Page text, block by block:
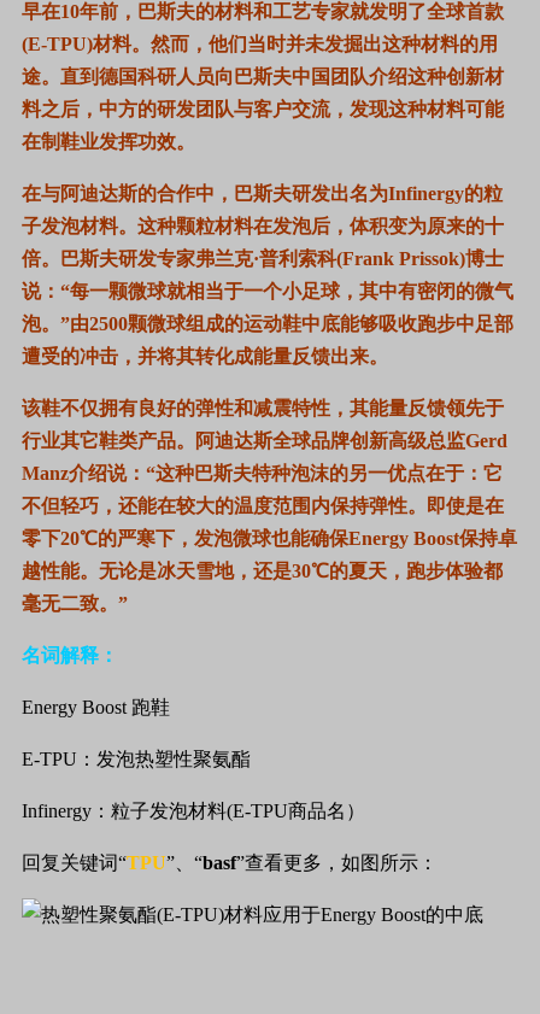
早在10年前，巴斯夫的材料和工艺专家就发明了全球首款
(E-TPU)材料。然而，他们当时并未发掘出这种材料的用
途。直到德国科研人员向巴斯夫中国团队介绍这种创新材
料之后，中方的研发团队与客户交流，发现这种材料可能
在制鞋业发挥功效。
在与阿迪达斯的合作中，巴斯夫研发出名为Infinergy的粒
子发泡材料。这种颗粒材料在发泡后，体积变为原来的十
倍。巴斯夫研发专家弗兰克·普利索科(Frank Prissok)博士
说：“每一颗微球就相当于一个小足球，其中有密闭的微气
泡。”由2500颗微球组成的运动鞋中底能够吸收跑步中足部
遭受的冲击，并将其转化成能量反馈出来。
该鞋不仅拥有良好的弹性和减震特性，其能量反馈领先于
行业其它鞋类产品。阿迪达斯全球品牌创新高级总监Gerd
Manz介绍说：“这种巴斯夫特种泡沫的另一优点在于：它
不但轻巧，还能在较大的温度范围内保持弹性。即使是在
零下20℃的严寒下，发泡微球也能确保Energy Boost保持卓
越性能。无论是冰天雪地，还是30℃的夏天，跑步体验都
毫无二致。”
名词解释：
Energy Boost 跑鞋
E-TPU ：发泡热塑性聚氨酯
Infinergy ：粒子发泡材料(E-TPU商品名）
回复关键词“TPU”、“basf”查看更多，如图所示：